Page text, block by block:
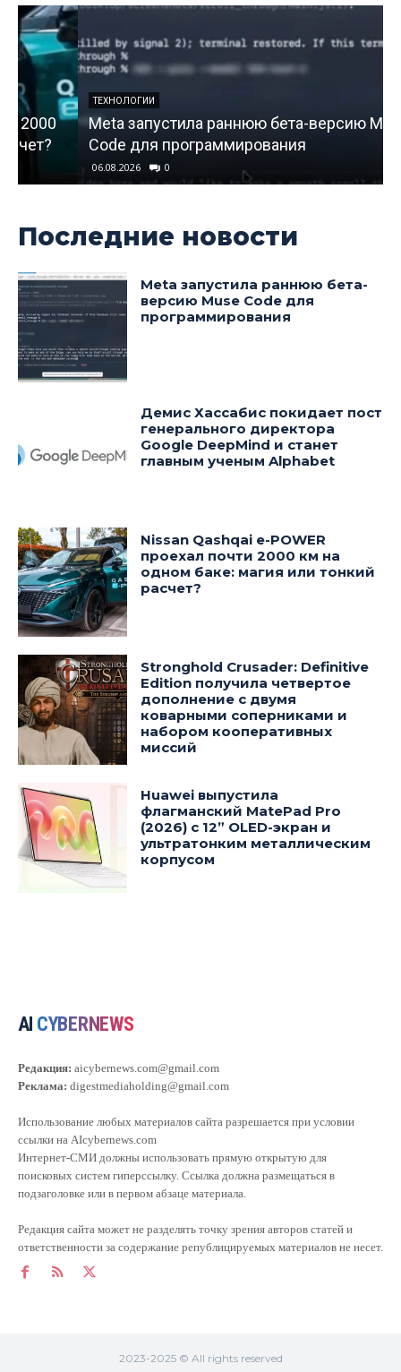
ТЕХНОЛОГИИ
Meta запустила раннюю бета-версию Muse
Code для программирования
0
Последние новости
Meta запустила раннюю бета-
версию Muse Code для
программирования
Демис Хассабис покидает пост
генерального директора
Google DeepMind и станет
главным ученым Alphabet
Nissan Qashqai e-POWER
проехал почти 2000 км на
одном баке: магия или тонкий
расчет?
Stronghold Crusader: Definitive
Edition получила четвертое
дополнение с двумя
коварными соперниками и
набором кооперативных
миссий
Huawei выпустила
флагманский MatePad Pro
(2026) с 12” OLED-экран и
ультратонким металлическим
корпусом
AI CYBERNEWS
Редакция: aicybernews.com@gmail.com
Реклама: digestmediaholding@gmail.com
Использование любых материалов сайта разрешается при условии
ссылки на AIcybernews.com
Интернет-СМИ должны использовать прямую открытую для
поисковых систем гиперссылку. Ссылка должна размещаться в
подзаголовке или в первом абзаце материала.
Редакция сайта может не разделять точку зрения авторов статей и
ответственности за содержание републицируемых материалов не несет.
2023-2025 © All rights reserved